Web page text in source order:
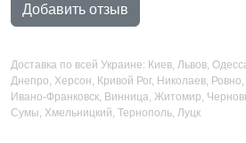
Добавить отзыв
Доставка по всей Украине: Киев, Львов,
Днепро, Херсон, Кривой Рог, Николаев,
Ивано-Франковск, Винница, Житомир,
Сумы, Хмельницкий, Тернополь, Луцк